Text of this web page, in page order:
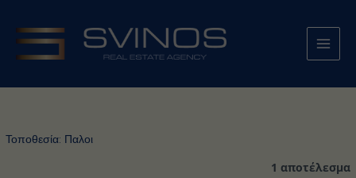
περιεχόμενο
Τοποθεσία: Παλοι
1 αποτέλεσμα